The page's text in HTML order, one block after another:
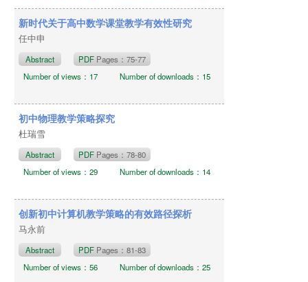
新时代关于高中数学课堂教学有效性研究
任中申
Abstract PDF Pages：75-77
Number of views：17
Number of downloads：15
初中物理教学策略探究
杜瑞雪
Abstract PDF Pages：78-80
Number of views：29
Number of downloads：14
创新初中计算机教学策略的有效路径探析
马永前
Abstract PDF Pages：81-83
Number of views：56
Number of downloads：25